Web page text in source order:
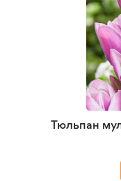
Тюльпан